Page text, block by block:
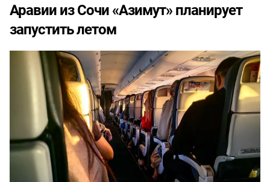
Аравии из Сочи «Азимут» планирует
запустить летом